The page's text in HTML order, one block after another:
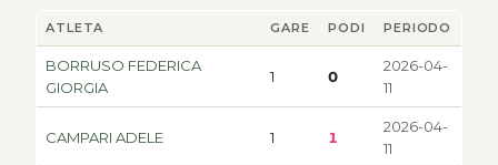
ATLETA GARE PODI PERIODO
BORRUSO FEDERICA
GIORGIA
1 0
2026-04-
11
CAMPARI ADELE 1 1
2026-04-
11